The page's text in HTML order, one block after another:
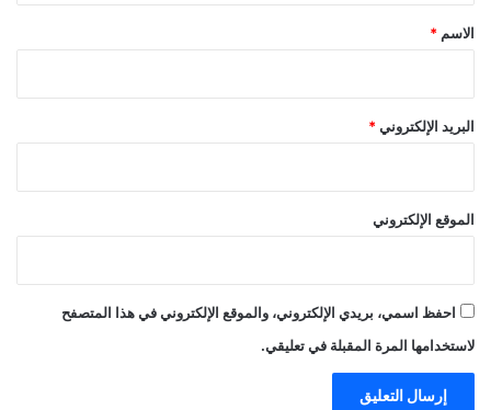
*
الاسم *
البريد الإلكتروني *
الموقع الإلكتروني
احفظ اسمي، بريدي الإلكتروني، والموقع الإلكتروني في هذا المتصفح
لاستخدامها المرة المقبلة في تعليقي.